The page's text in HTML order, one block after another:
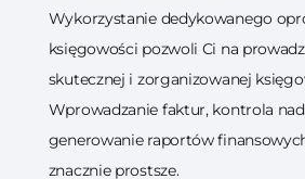
Wykorzystanie dedykowanego
księgowości pozwoli Ci na
skutecznej i zorganizowanej
Wprowadzanie faktur, kontrola
generowanie raportów
znacznie prostsze.